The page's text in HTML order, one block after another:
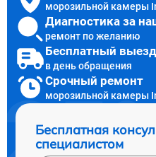
морозильной камеры
Диагностика за
ремонт по желанию
Бесплатный
в день обращения
Срочный ремонт
морозильной камеры
Бесплатная
специалистом